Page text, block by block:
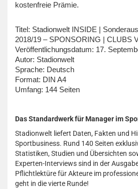
kostenfreie Prämie.
Titel: Stadionwelt INSIDE |
2018/19 – SPONSORING | CLUBS
Veröffentlichungsdatum: 17.
Autor: Stadionwelt
Sprache: Deutsch
Format: DIN A4
Umfang: 144 Seiten
Das Standardwerk für Manager im
Stadionwelt liefert Daten, Fakten und
Sportbusiness. Rund 140 Seiten
Statistiken, Studien und Übersichten
Experten-Interviews sind in der
Pflichtlektüre für Akteure im
geht in die vierte Runde!